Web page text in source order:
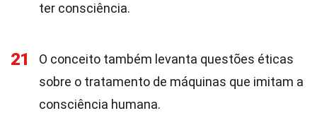
ter consciência.
21
O conceito também levanta questões éticas
sobre o tratamento de máquinas que imitam a
consciência humana.